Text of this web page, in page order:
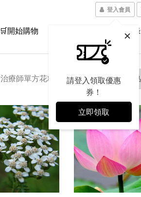
登入會員
請登入領取優惠
券！
立即領取
🛒開始購物 線上型錄
治療師單方花精